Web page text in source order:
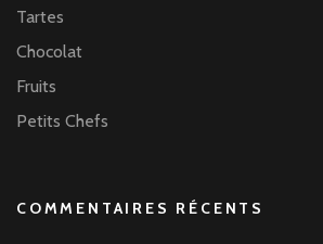
Tartes
Chocolat
Fruits
Petits Chefs
COMMENTAIRES RÉCENTS